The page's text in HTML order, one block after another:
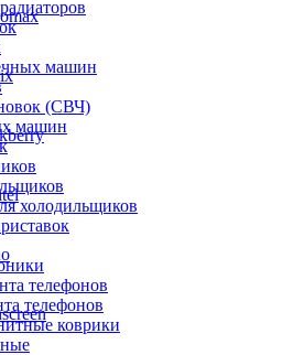
машин
(СВЧ)
машин
холодильщиков
телефонов
телефонов
коврики